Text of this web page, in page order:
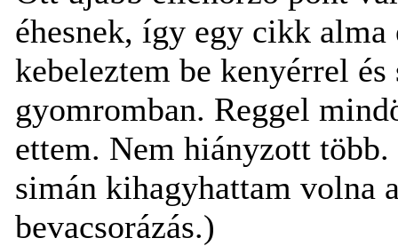
éhesnek, így egy cikk
kebeleztem be kenyérrel
gyomromban. Reggel
ettem. Nem hiányzott
simán kihagyhattam volna
bevacsorázás.)